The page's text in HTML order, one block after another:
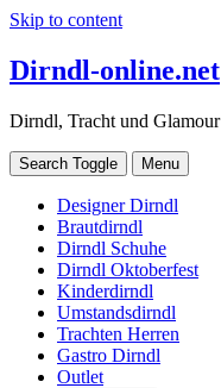
Skip to content
Dirndl-online.net
Dirndl, Tracht und Glamour
Search Toggle Menu
Designer Dirndl
Brautdirndl
Dirndl Schuhe
Dirndl Oktoberfest
Kinderdirndl
Umstandsdirndl
Trachten Herren
Gastro Dirndl
Outlet